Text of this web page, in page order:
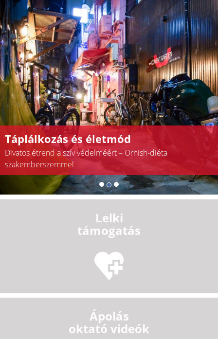
Táplálkozás és életmód
Divatos étrend a szív védelméért – Ornish-diéta
szakemberszemmel
Lelki
támogatás
Ápolás
oktató videók